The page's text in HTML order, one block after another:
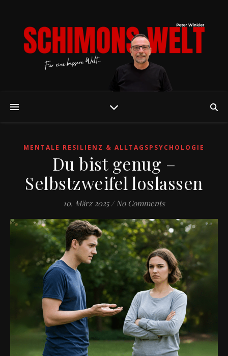
MENTALE RESILIENZ & ALLTAGSPSYCHOLOGIE
Du bist genug –
Selbstzweifel loslassen
10. März 2025 / No Comments